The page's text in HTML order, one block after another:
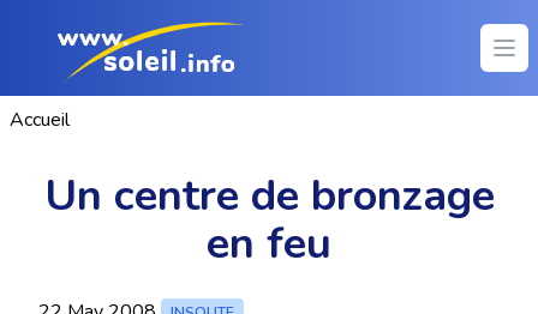
Accueil
Un centre de bronzage
en feu